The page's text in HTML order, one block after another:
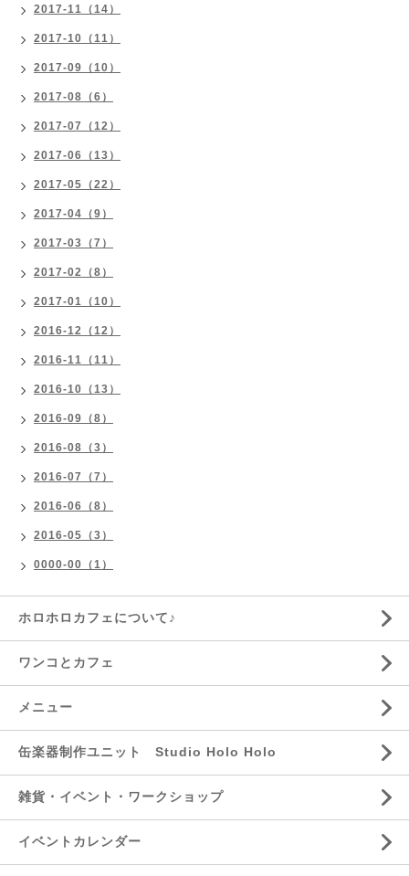
2017-11（14）
2017-10（11）
2017-09（10）
2017-08（6）
2017-07（12）
2017-06（13）
2017-05（22）
2017-04（9）
2017-03（7）
2017-02（8）
2017-01（10）
2016-12（12）
2016-11（11）
2016-10（13）
2016-09（8）
2016-08（3）
2016-07（7）
2016-06（8）
2016-05（3）
0000-00（1）
ホロホロカフェについて♪
ワンコとカフェ
メニュー
缶楽器制作ユニット Studio Holo Holo
雑貨・イベント・ワークショップ
イベントカレンダー